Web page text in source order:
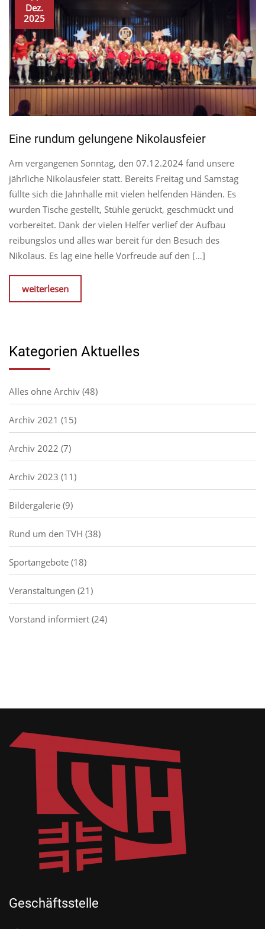
Dez.
2025
Eine rundum gelungene Nikolausfeier
Am vergangenen Sonntag, den 07.12.2024 fand unsere
jährliche Nikolausfeier statt. Bereits Freitag und Samstag
füllte sich die Jahnhalle mit vielen helfenden Händen. Es
wurden Tische gestellt, Stühle gerückt, geschmückt und
vorbereitet. Dank der vielen Helfer verlief der Aufbau
reibungslos und alles war bereit für den Besuch des
Nikolaus. Es lag eine helle Vorfreude auf den […]
weiterlesen
Kategorien Aktuelles
Alles ohne Archiv (48)
Archiv 2021 (15)
Archiv 2022 (7)
Archiv 2023 (11)
Bildergalerie (9)
Rund um den TVH (38)
Sportangebote (18)
Veranstaltungen (21)
Vorstand informiert (24)
Geschäftsstelle